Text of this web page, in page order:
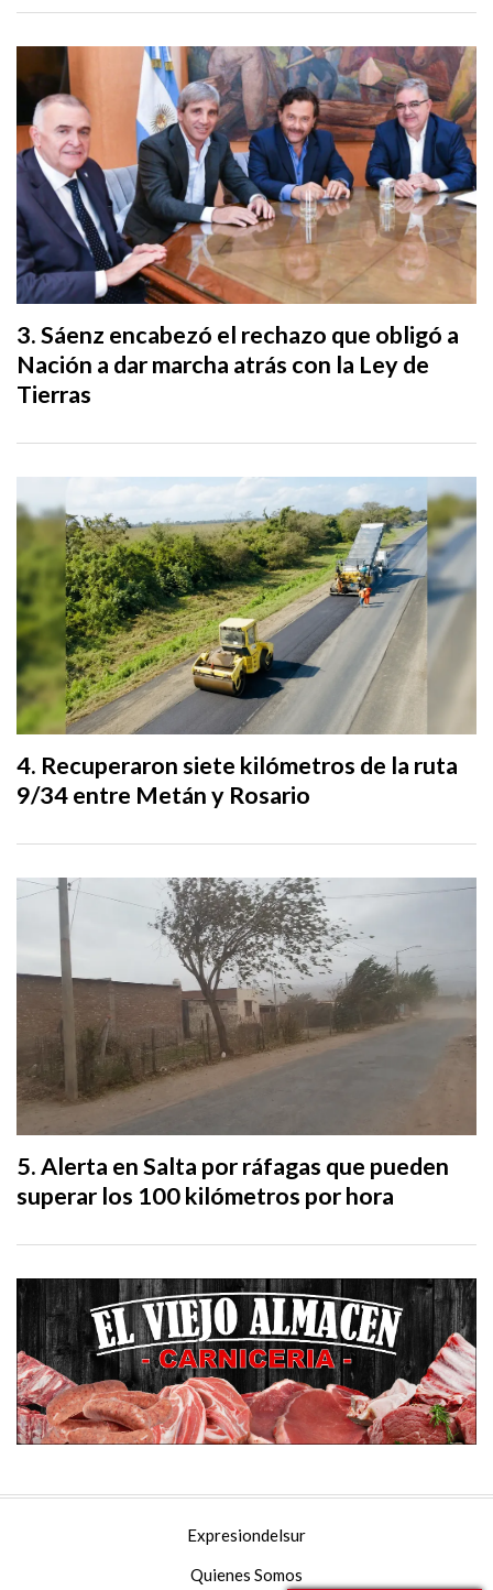
Sáenz encabezó el rechazo que obligó a
Nación a dar marcha atrás con la Ley de
Tierras
Recuperaron siete kilómetros de la ruta
9/34 entre Metán y Rosario
Alerta en Salta por ráfagas que pueden
superar los 100 kilómetros por hora
Expresiondelsur
Quienes Somos